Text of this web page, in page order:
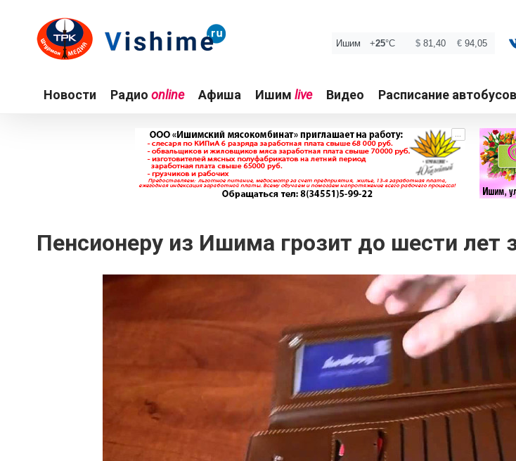
Новости Радио online Афиша Ишим live Видео Расписание автобусов
...
Пенсионеру из Ишима грозит до шести лет